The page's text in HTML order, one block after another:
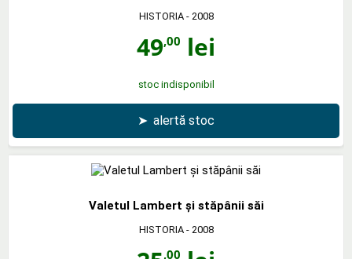
HISTORIA- 2008
49,00 lei
stoc indisponibil
➤ alertă stoc
Valetul Lambert şi stăpânii săi
HISTORIA- 2008
,00